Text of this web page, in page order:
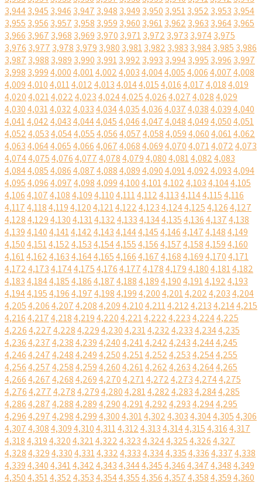
3,9443,945 3,946 3,947 3,948 3,949 3,950 3,9513,952 3,953 3,954
3,955 3,956 3,957 3,958 3,959 3,960 3,9613,962 3,963 3,9643,965
3,966 3,967 3,968 3,969 3,970 3,9713,972 3,973 3,9743,975
3,976 3,977 3,978 3,979 3,980 3,9813,982 3,983 3,9843,985 3,986
3,987 3,988 3,989 3,990 3,9913,992 3,993 3,9943,995 3,996 3,997
3,998 3,9994,0004,0014,0024,0034,0044,0054,0064,0074,008
4,0094,0104,0114,0124,0134,0144,0154,0164,0174,0184,019
4,0204,0214,0224,0234,0244,0254,0264,0274,0284,029
4,0304,0314,0324,0334,0344,0354,0364,0374,0384,0394,040
4,0414,0424,0434,0444,0454,0464,0474,0484,0494,0504,051
4,0524,0534,0544,0554,0564,0574,0584,0594,0604,0614,062
4,0634,0644,0654,0664,0674,0684,0694,0704,0714,0724,073
4,0744,0754,0764,0774,0784,0794,0804,0814,0824,083
4,0844,0854,0864,0874,0884,0894,0904,0914,0924,0934,094
4,0954,0964,0974,0984,0994,1004,1014,1024,1034,1044,105
4,1064,1074,1084,1094,1104,1114,1124,1134,1144,1154,116
4,1174,1184,1194,1204,1214,1224,1234,1244,1254,1264,127
4,1284,1294,1304,1314,1324,1334,1344,1354,1364,1374,138
4,1394,1404,1414,1424,1434,1444,1454,1464,1474,1484,149
4,1504,1514,1524,1534,1544,1554,1564,1574,1584,1594,160
4,1614,1624,1634,1644,1654,1664,1674,1684,1694,1704,171
4,1724,1734,1744,1754,1764,1774,1784,1794,1804,1814,182
4,1834,1844,1854,1864,1874,1884,1894,1904,1914,1924,193
4,1944,1954,1964,1974,1984,1994,2004,2014,2024,2034,204
4,2054,2064,2074,2084,2094,2104,2114,2124,2134,2144,215
4,2164,2174,2184,2194,2204,2214,2224,2234,2244,225
4,2264,2274,2284,2294,2304,2314,2324,2334,2344,235
4,2364,2374,2384,2394,2404,2414,2424,2434,2444,245
4,2464,2474,2484,2494,2504,2514,2524,2534,2544,255
4,2564,2574,2584,2594,2604,2614,2624,2634,2644,265
4,2664,2674,2684,2694,2704,2714,2724,2734,2744,275
4,2764,2774,2784,2794,2804,2814,2824,2834,2844,285
4,2864,2874,2884,2894,2904,2914,2924,2934,2944,295
4,2964,2974,2984,2994,3004,3014,3024,3034,3044,3054,306
4,3074,3084,3094,3104,3114,3124,3134,3144,3154,3164,317
4,3184,3194,3204,3214,3224,3234,3244,3254,3264,327
4,3284,3294,3304,3314,3324,3334,3344,3354,3364,3374,338
4,3394,3404,3414,3424,3434,3444,3454,3464,3474,3484,349
4,3504,3514,3524,3534,3544,3554,3564,3574,3584,3594,360